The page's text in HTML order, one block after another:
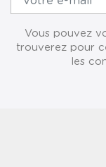
Vous pouvez
trouverez pour
les